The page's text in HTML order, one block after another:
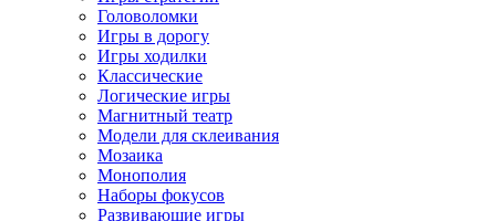
Головоломки
Игры в дорогу
Игры ходилки
Классические
Логические игры
Магнитный театр
Модели для склеивания
Мозаика
Монополия
Наборы фокусов
Развивающие игры